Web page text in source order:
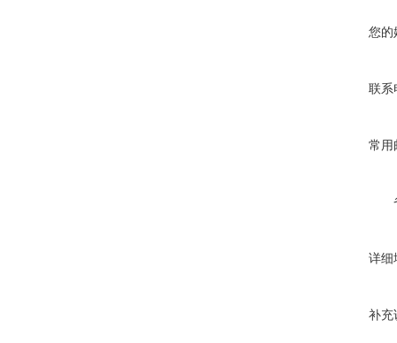
您的
联系
常用
详细
补充